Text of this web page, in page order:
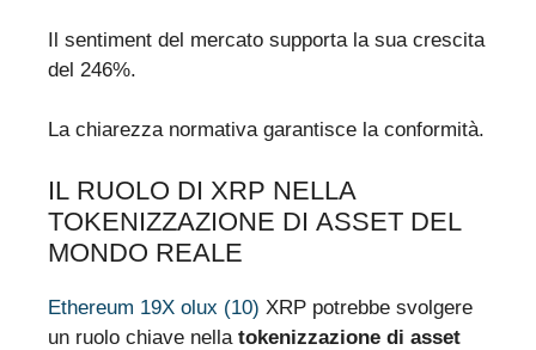
Il sentiment del mercato supporta la sua crescita
del 246%.
La chiarezza normativa garantisce la conformità.
IL RUOLO DI XRP NELLA
TOKENIZZAZIONE DI ASSET DEL
MONDO REALE
Ethereum 19X olux (10) XRP potrebbe svolgere
un ruolo chiave nella tokenizzazione di asset